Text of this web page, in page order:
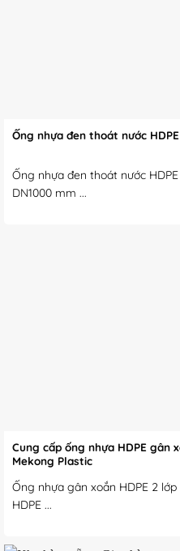
Ống nhựa đen thoát nước
Ống nhựa đen thoát nước
DN1000 mm ...
Cung cấp ống nhựa HDPE gân
Mekong Plastic
Ống nhựa gân xoắn HDPE 2
HDPE ...